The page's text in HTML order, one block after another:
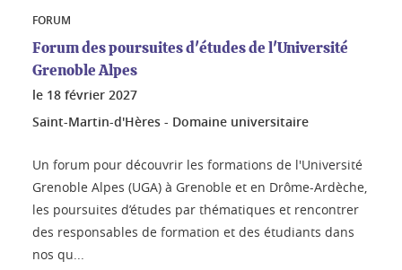
FORUM
Forum des poursuites d'études de l'Université
Grenoble Alpes
le 18 février 2027
Saint-Martin-d'Hères - Domaine universitaire
Un forum pour découvrir les formations de l'Université
Grenoble Alpes (UGA) à Grenoble et en Drôme-Ardèche,
les poursuites d’études par thématiques et rencontrer
des responsables de formation et des étudiants dans
nos qu...